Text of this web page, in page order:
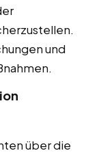
und
über die